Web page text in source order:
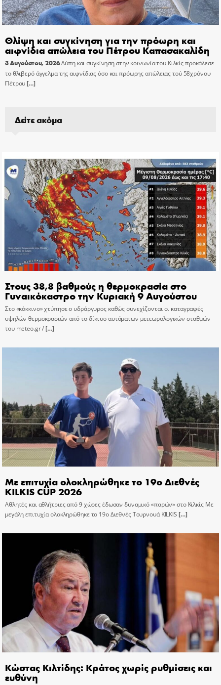
Θλίψη και συγκίνηση για την πρόωρη και
αιφνίδια απώλεια του Πέτρου Καπασακαλίδη
3 Αυγούστου, 2026Λύπη και συγκίνηση στην κοινωνία του Κιλκίς προκάλεσε
το θλιβερό άγγελμα της αιφνίδιας όσο και πρόωρης απώλειας τού 58χρόνου
Πέτρου[…]
Δείτε ακόμα
Στους 38,8 βαθμούς η θερμοκρασία στο
Γυναικόκαστρο την Κυριακή 9 Αυγούστου
Στο «κόκκινο» χτύπησε ο υδράργυρος καθώς συνεχίζονται οι καταγραφές
υψηλών θερμοκρασιών από το δίκτυο αυτόματων μετεωρολογικών σταθμών
του meteo.gr /[…]
Με επιτυχία ολοκληρώθηκε το 19ο Διεθνές
KILKIS CUP 2026
Αθλητές και αθλήτριες από 9 χώρες έδωσαν δυναμικό «παρών» στο Κιλκίς Με
μεγάλη επιτυχία ολοκληρώθηκε το 19ο Διεθνές Τουρνουά KILKIS […]
Κώστας Κιλτίδης: Κράτος χωρίς ρυθμίσεις και
ευθύνη